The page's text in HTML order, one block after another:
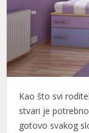
panel
panel
panel
panel
Kao što svi
stvari je
gotovo svakog